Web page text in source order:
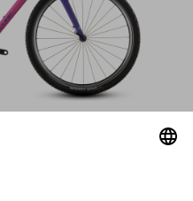
DETAILS